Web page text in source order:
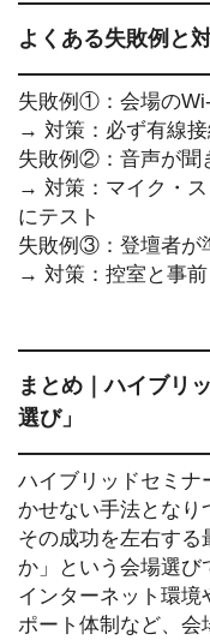
よくある失敗例と
失敗例①：会場の
→ 対策：必ず有線
失敗例②：音声が聞
→ 対策：マイク・
にテスト
失敗例③：登壇者が
→ 対策：控室と事
まとめ｜ハイブリ
選び」
ハイブリッドセミナ
かせない手法となり
その成功を左右する
か」という会場選び
インターネット環境
ポート体制など、会